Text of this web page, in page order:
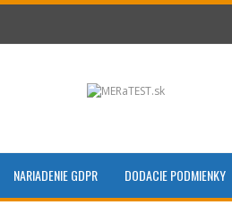
NARIADENIE GDPR DODACIE PODMIENKY